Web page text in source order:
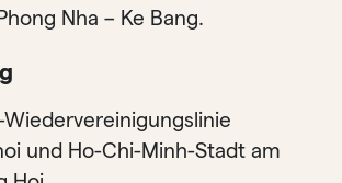
Nha – Ke Bang.
Wiedervereinigungslinie
und Ho-Chi-Minh-Stadt am